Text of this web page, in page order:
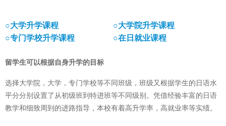
○大学升学课程
○大学院升学课程
○专门学校升学课程
○在日就业课程
留学生可以根据自身升学的目标
选择大学院，大学，专门学校等不同班级，班级又根据学生的日语水
平分分别设置了从初级班到特进班等不同级别。凭借经验丰富的日语
教学和细致周到的进路指导，本校有着高升学率，高就业率等实绩。